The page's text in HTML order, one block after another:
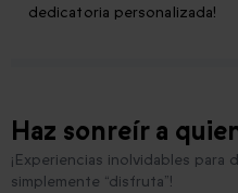
dedicatoria personalizada!
Haz sonreír a
¡Experiencias inolvidables para
simplemente “disfruta”!